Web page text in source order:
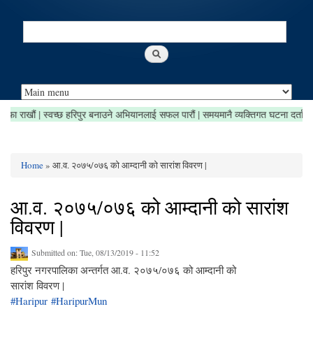
Search
सफा राखौं | स्वच्छ हरिपुर बनाउने अभियानलाई सफल पारौं | समयमानै व्यक्तिगत घटना
Home» आ.व. २०७५/०७६ को आम्दानी को सारांश विवरण |
आ.व. २०७५/०७६ को आम्दानी को सारांश
विवरण |
Submitted on:Tue, 08/13/2019 - 11:52
हरिपुर नगरपालिका अन्तर्गत आ.व. २०७५/०७६ को आम्दानी को
सारांश विवरण |
#Haripur #HaripurMun